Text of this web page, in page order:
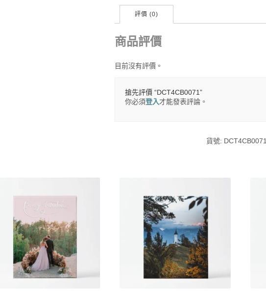
評價 (0)
商品評價
目前沒有評價。
搶先評價 “DCT4CB0071”
你必須登入才能發表評論。
貨號: DCT4CB0071